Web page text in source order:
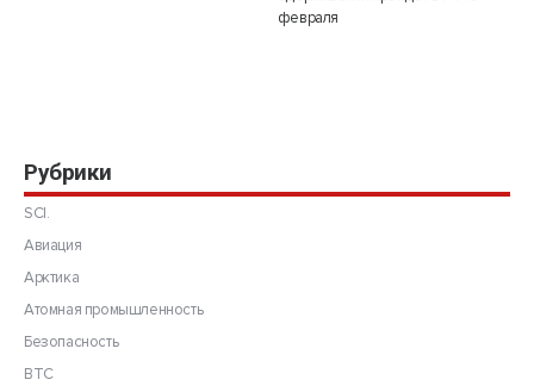
февраля
Рубрики
SCI.
Авиация
Арктика
Атомная промышленность
Безопасность
ВТС